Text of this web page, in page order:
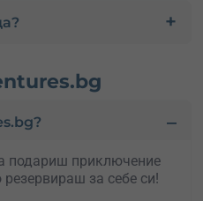
подариш приключение
за себе си!